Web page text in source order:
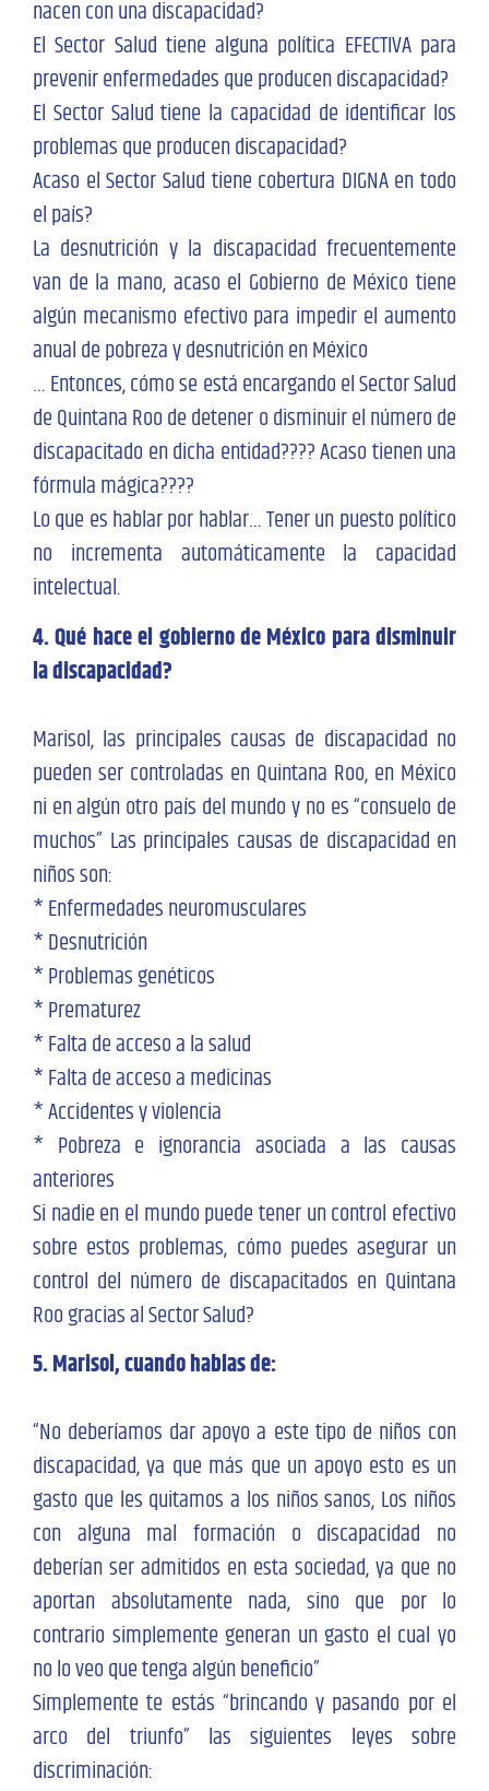
nacen con una discapacidad?
El Sector Salud tiene alguna política EFECTIVA para
prevenir enfermedades que producen discapacidad?
El Sector Salud tiene la capacidad de identificar los
problemas que producen discapacidad?
Acaso el Sector Salud tiene cobertura DIGNA en todo
el país?
La desnutrición y la discapacidad frecuentemente
van de la mano, acaso el Gobierno de México tiene
algún mecanismo efectivo para impedir el aumento
anual de pobreza y desnutrición en México
… Entonces, cómo se está encargando el Sector Salud
de Quintana Roo de detener o disminuir el número de
discapacitado en dicha entidad???? Acaso tienen una
fórmula mágica????
Lo que es hablar por hablar… Tener un puesto político
no incrementa automáticamente la capacidad
intelectual.
4. Qué hace el gobierno de México para disminuir
la discapacidad?
Marisol, las principales causas de discapacidad no
pueden ser controladas en Quintana Roo, en México
ni en algún otro país del mundo y no es “consuelo de
muchos” Las principales causas de discapacidad en
niños son:
* Enfermedades neuromusculares
* Desnutrición
* Problemas genéticos
* Prematurez
* Falta de acceso a la salud
* Falta de acceso a medicinas
* Accidentes y violencia
* Pobreza e ignorancia asociada a las causas
anteriores
Si nadie en el mundo puede tener un control efectivo
sobre estos problemas, cómo puedes asegurar un
control del número de discapacitados en Quintana
Roo gracias al Sector Salud?
5. Marisol, cuando hablas de:
“No deberíamos dar apoyo a este tipo de niños con
discapacidad, ya que más que un apoyo esto es un
gasto que les quitamos a los niños sanos, Los niños
con alguna mal formación o discapacidad no
deberían ser admitidos en esta sociedad, ya que no
aportan absolutamente nada, sino que por lo
contrario simplemente generan un gasto el cual yo
no lo veo que tenga algún beneficio”
Simplemente te estás “brincando y pasando por el
arco del triunfo” las siguientes leyes sobre
discriminación: